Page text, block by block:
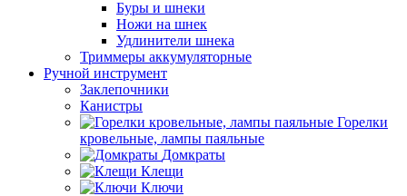
Буры и шнеки
Ножи на шнек
Удлинители шнека
Триммеры аккумуляторные
Ручной инструмент
Заклепочники
Канистры
Горелки
кровельные, лампы паяльные
Домкраты
Клещи
Ключи